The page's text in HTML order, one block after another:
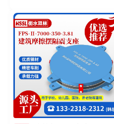
隔震支座FPSII-1000-400-
4.11